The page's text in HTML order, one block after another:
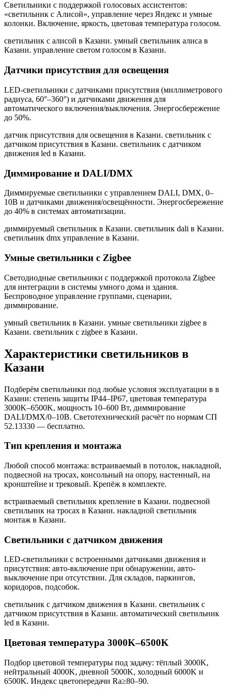
Светильники с поддержкой голосовых ассистентов:
«светильник с Алисой», управление через Яндекс и умные
колонки. Включение, яркость, цветовая температура голосом.
светильник с алисой в Казани. умный светильник алиса в
Казани. управление светом голосом в Казани.
Датчики присутствия для освещения
LED-светильники с датчиками присутствия (миллиметрового
радиуса, 60°–360°) и датчиками движения для
автоматического включения/выключения. Энергосбережение
до 50%.
датчик присутствия для освещения в Казани. светильник с
датчиком присутствия в Казани. светильник с датчиком
движения led в Казани.
Диммирование и DALI/DMX
Диммируемые светильники с управлением DALI, DMX, 0–
10В и датчиками движения/освещённости. Энергосбережение
до 40% в системах автоматизации.
диммируемый светильник в Казани. светильник dali в Казани.
светильник dmx управление в Казани.
Умные светильники с Zigbee
Светодиодные светильники с поддержкой протокола Zigbee
для интеграции в системы умного дома и здания.
Беспроводное управление группами, сценарии,
диммирование.
умный светильник в Казани. умные светильники zigbee в
Казани. светильник с zigbee в Казани.
Характеристики светильников в
Казани
Подберём светильники под любые условия эксплуатации в в
Казани: степень защиты IP44–IP67, цветовая температура
3000K–6500K, мощность 10–600 Вт, диммирование
DALI/DMX/0–10В. Светотехнический расчёт по нормам СП
52.13330 — бесплатно.
Тип крепления и монтажа
Любой способ монтажа: встраиваемый в потолок, накладной,
подвесной на тросах, консольный на опору, настенный, на
кронштейне и трековый. Крепёж в комплекте.
встраиваемый светильник крепление в Казани. подвесной
светильник на тросах в Казани. накладной светильник
монтаж в Казани.
Светильники с датчиком движения
LED-светильники с встроенными датчиками движения и
присутствия: авто-включение при обнаружении, авто-
выключение при отсутствии. Для складов, паркингов,
коридоров, подсобок.
светильник с датчиком движения в Казани. светильник с
датчиком присутствия в Казани. автоматический светильник
led в Казани.
Цветовая температура 3000K–6500K
Подбор цветовой температуры под задачу: тёплый 3000K,
нейтральный 4000K, дневной 5000K, холодный 6000K и
6500K. Индекс цветопередачи Ra≥80–90.